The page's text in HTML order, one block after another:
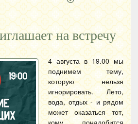
на встречу
4 августа в 19.00 мы
поднимем тему,
которую нельзя
игнорировать. Лето,
вода, отдых - и рядом
может оказаться тот,
кому понадобится